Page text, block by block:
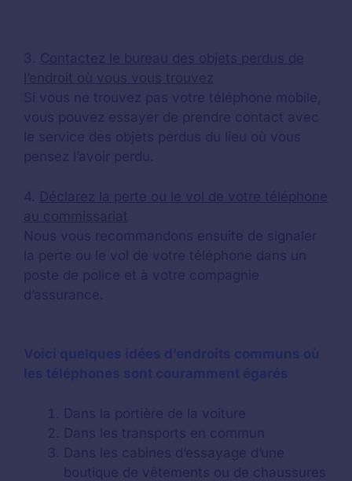
3. Contactez le bureau des objets perdus de
l’endroit où vous vous trouvez
Si vous ne trouvez pas votre téléphone mobile,
vous pouvez essayer de prendre contact avec
le service des objets perdus du lieu où vous
pensez l’avoir perdu.
4. Déclarez la perte ou le vol de votre téléphone
au commissariat
Nous vous recommandons ensuite de signaler
la perte ou le vol de votre téléphone dans un
poste de police et à votre compagnie
d’assurance.
Dans la portière de la voiture
Dans les transports en commun
Dans les cabines d’essayage d’une
boutique de vêtements ou de chaussures